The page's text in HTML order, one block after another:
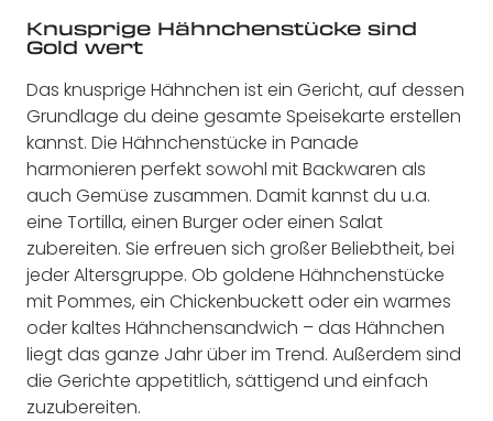
Knusprige Hähnchenstücke sind
Gold wert
Das knusprige Hähnchen ist ein Gericht, auf dessen
Grundlage du deine gesamte Speisekarte erstellen
kannst. Die Hähnchenstücke in Panade
harmonieren perfekt sowohl mit Backwaren als
auch Gemüse zusammen. Damit kannst du u.a.
eine Tortilla, einen Burger oder einen Salat
zubereiten. Sie erfreuen sich großer Beliebtheit, bei
jeder Altersgruppe. Ob goldene Hähnchenstücke
mit Pommes, ein Chickenbuckett oder ein warmes
oder kaltes Hähnchensandwich – das Hähnchen
liegt das ganze Jahr über im Trend. Außerdem sind
die Gerichte appetitlich, sättigend und einfach
zuzubereiten.